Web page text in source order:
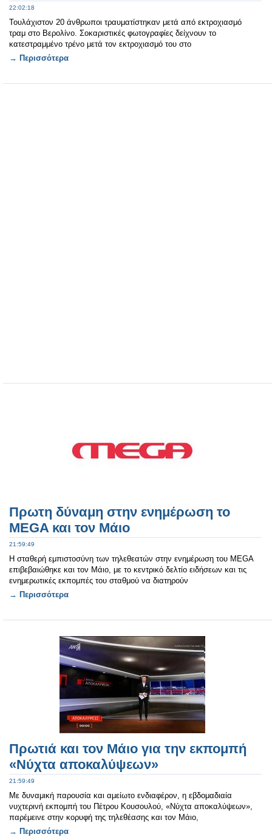
22:02:18
Τουλάχιστον 20 άνθρωποι τραυματίστηκαν μετά από εκτροχιασμό
τραμ στο Βερολίνο. Σοκαριστικές φωτογραφίες δείχνουν το
κατεστραμμένο τρένο μετά τον εκτροχιασμό του στο
→ Περισσότερα
Πρωτη δύναμη στην ενημέρωση το
MEGA και τον Μάιο
21:59:49
Η σταθερή εμπιστοσύνη των τηλεθεατών στην ενημέρωση του MEGA
επιβεβαιώθηκε και τον Μάιο, με το κεντρικό δελτίο ειδήσεων και τις
ενημερωτικές εκπομπές του σταθμού να διατηρούν
→ Περισσότερα
Πρωτιά και τον Μάιο για την εκπομπή
«Νύχτα αποκαλύψεων»
21:59:49
Με δυναμική παρουσία και αμείωτο ενδιαφέρον, η εβδομαδιαία
νυχτερινή εκπομπή του Πέτρου Κουσουλού, «Νύχτα αποκαλύψεων»,
παρέμεινε στην κορυφή της τηλεθέασης και τον Μάιο,
→ Περισσότερα